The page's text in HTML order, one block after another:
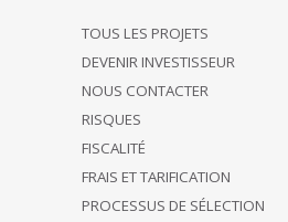
TOUS LES PROJETS
DEVENIR INVESTISSEUR
NOUS CONTACTER
RISQUES
FISCALITÉ
FRAIS ET TARIFICATION
PROCESSUS DE SÉLECTION